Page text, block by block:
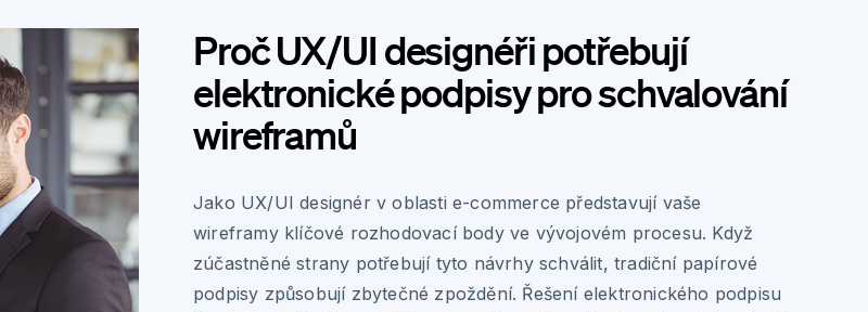
Proč UX/UI designéři potřebují
elektronické podpisy pro schvalování
wireframů
Jako UX/UI designér v oblasti e-commerce představují vaše
wireframy klíčové rozhodovací body ve vývojovém procesu. Když
zúčastněné strany potřebují tyto návrhy schválit, tradiční papírové
podpisy způsobují zbytečné zpoždění. Řešení elektronického podpisu